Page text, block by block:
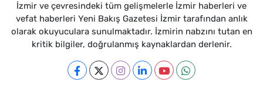
İzmir ve çevresindeki tüm gelişmelerle İzmir haberleri ve
vefat haberleri Yeni Bakış Gazetesi İzmir tarafından anlık
olarak okuyuculara sunulmaktadır. İzmirin nabzını tutan en
kritik bilgiler, doğrulanmış kaynaklardan derlenir.